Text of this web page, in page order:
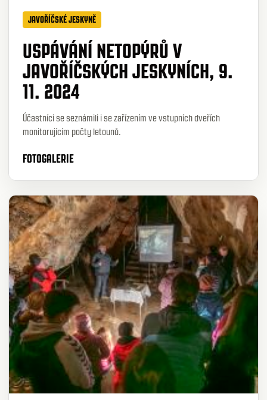
JAVOŘÍČSKÉ JESKYNĚ
USPÁVÁNÍ NETOPÝRŮ V
JAVOŘÍČSKÝCH JESKYNÍCH, 9.
11. 2024
Účastníci se seznámili i se zařízením ve vstupních dveřích
monitorujícím počty letounů.
FOTOGALERIE